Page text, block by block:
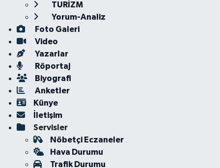
TURİZM
Yorum-Analiz
Foto Galeri
Video
Yazarlar
Röportaj
Biyografi
Anketler
Künye
İletişim
Servisler
Nöbetçi Eczaneler
Hava Durumu
Trafik Durumu